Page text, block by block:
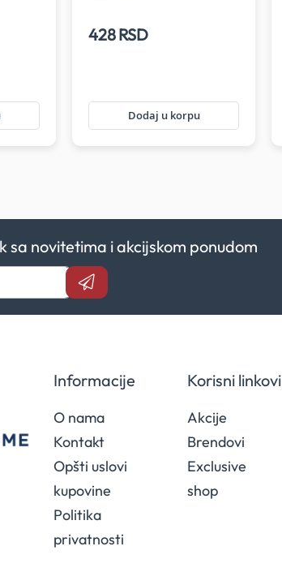
428 RSD
Dodaj u korpu
sa novitetima i akcijskom ponudom
Informacije
O nama
Kontakt
Opšti uslovi
kupovine
Politika
privatnosti
Korisni linkovi
Akcije
Brendovi
Exclusive
shop